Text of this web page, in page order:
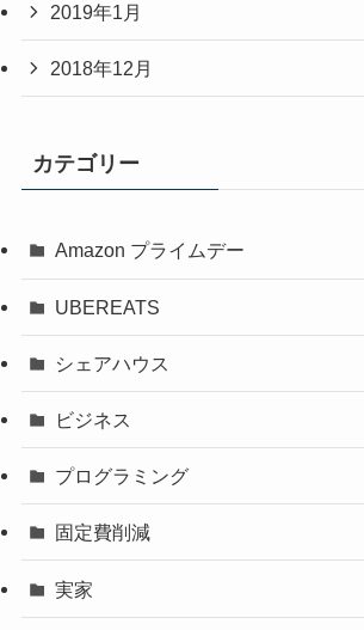
2019年1月
2018年12月
カテゴリー
Amazon プライムデー
UBEREATS
シェアハウス
ビジネス
プログラミング
固定費削減
実家